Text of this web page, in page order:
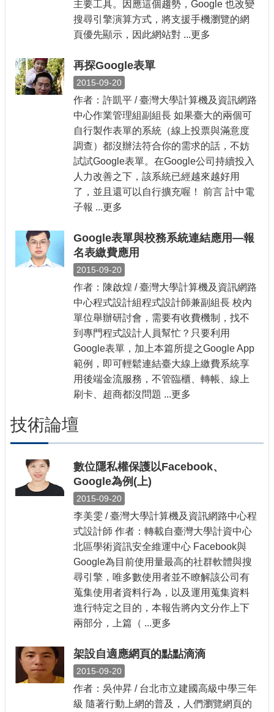
主要工具。因應這個趨勢，Google 也改變
搜尋引擎演算方式，將支援手機瀏覽的網
頁優先顯示，因此網站對 ...更多
再探Google表單
2015-09-20
作者：許凱平 / 臺灣大學計算機及資訊網路
中心作業管理組副組長 如果臺大的兩個可
自行製作表單的系統（線上投票與滿意度
調查）都沒辦法符合你的需求的話，不妨
試試Google表單。在Google公司持續投入
人力改善之下，該系統已經越來越好用
了，並且還可以自行擴充喔！ 前言 計中電
子報 ...更多
Google表單與校務系統連結應用—報
名表繳費應用
2015-09-20
作者：陳啟煌 / 臺灣大學計算機及資訊網路
中心程式設計組程式設計師兼副組長 校內
單位舉辦研討會，需要有收費機制，找不
到專門程式設計人員幫忙？只要利用
Google表單，加上本篇所提之Google App
範例，即可輕鬆連結臺大線上繳費系統享
用後端金流服務，不管臨櫃、轉帳、線上
刷卡、超商都沒問題 ...更多
技術論壇
數位隱私權保護以Facebook、
Google為例(上)
2015-09-20
李美雯 / 臺灣大學計算機及資訊網路中心程
式設計師 作者：轉載自臺灣大學計資中心
北區學術資訊安全維運中心 Facebook與
Google為目前使用量最高的社群軟體與搜
尋引擎，唯多數使用者並不瞭解該公司有
蒐集使用者資料行為，以及運用蒐集資料
進行特定之目的，本報告將內文分作上下
兩部分，上篇（ ...更多
架設自適應網頁的點點滴滴
2015-09-20
作者：吳仲昇 / 台北市立建國高級中學三年
級 隨著行動上網的普及，人們瀏覽網頁的